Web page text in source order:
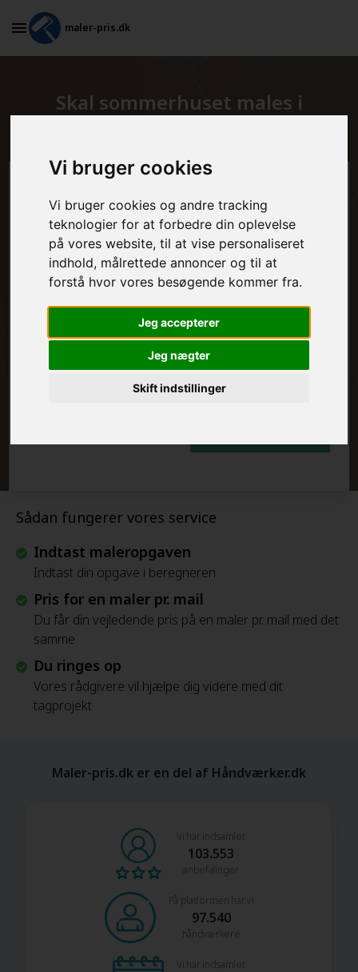
Vi bruger cookies
Vi bruger cookies og andre tracking
teknologier for at forbedre din oplevelse
på vores website, til at vise personaliseret
indhold, målrettede annoncer og til at
forstå hvor vores besøgende kommer fra.
Jeg accepterer
Jeg nægter
Skift indstillinger
maler-pris.dk
Skal sommerhuset males i
Sådan fungerer vores service
Indtast maleropgaven
Indtast din opgave i beregneren
Pris for en maler pr. mail
Du får din vejledende pris på en maler pr. mail med det
samme
Du ringes op
Vores rådgivere vil hjælpe dig videre med dit
tagprojekt
MALEROPGAVER - INDVENDIGT:
FRAFLYTNINGSPAKKE:
Maler-pris.dk er en del af Håndværker.dk
Vi har indsamlet
103.553
anbefalinger
På platformen har vi
97.540
håndværkere
Vi har indsamlet